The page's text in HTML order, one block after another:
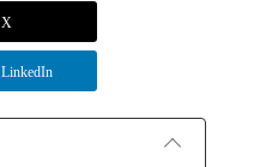
X
LinkedIn